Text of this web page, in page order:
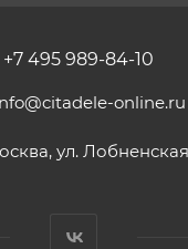
+7 495 989-84-10
online.ru
ул. Лобненская